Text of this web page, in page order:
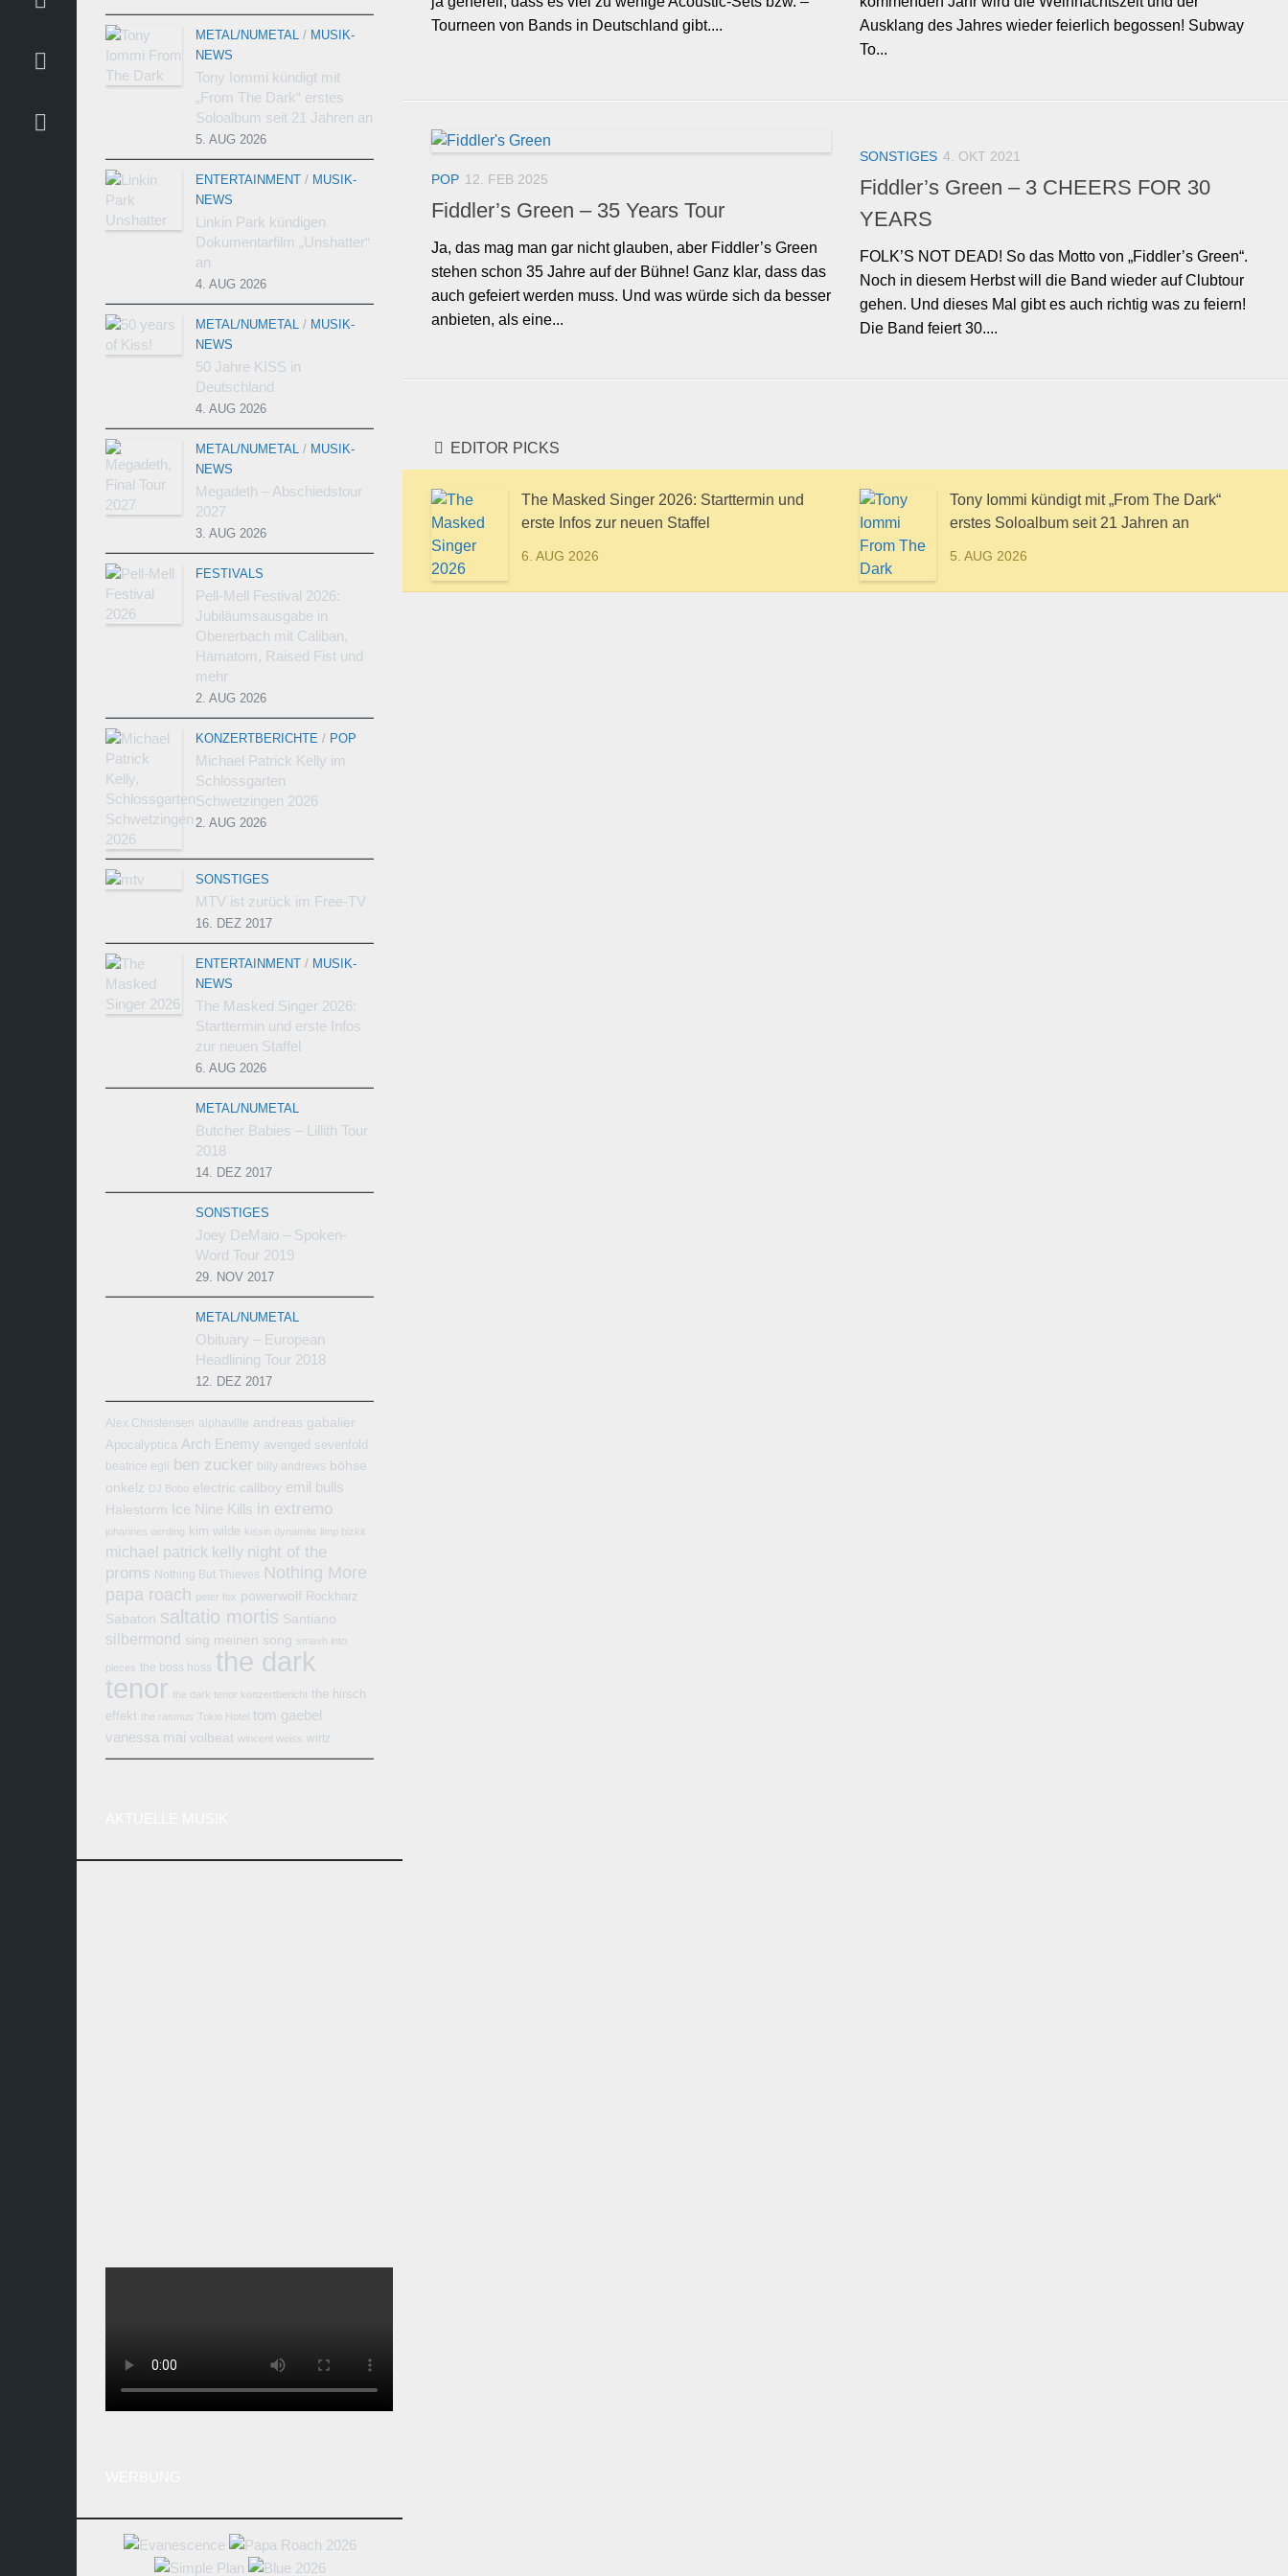
Tourneen von Bands in Deutschland gibt....
Ausklang des Jahres wieder feierlich begossen! Subway
To...
POP 12. FEB 2025
Fiddler’s Green – 35 Years Tour
Ja, das mag man gar nicht glauben, aber Fiddler’s Green
stehen schon 35 Jahre auf der Bühne! Ganz klar, dass das
auch gefeiert werden muss. Und was würde sich da besser
anbieten, als eine...
SONSTIGES 4. OKT 2021
Fiddler’s Green – 3 CHEERS FOR 30
YEARS
FOLK’S NOT DEAD! So das Motto von „Fiddler’s Green“.
Noch in diesem Herbst will die Band wieder auf Clubtour
gehen. Und dieses Mal gibt es auch richtig was zu feiern!
Die Band feiert 30....
EDITOR PICKS
The Masked Singer 2026: Starttermin und
erste Infos zur neuen Staffel
6. AUG 2026
Tony Iommi kündigt mit „From The Dark“
erstes Soloalbum seit 21 Jahren an
5. AUG 2026
METAL/NUMETAL / MUSIK-
NEWS
Tony Iommi kündigt mit
„From The Dark“ erstes
Soloalbum seit 21 Jahren an
5. AUG 2026
ENTERTAINMENT / MUSIK-
NEWS
Linkin Park kündigen
Dokumentarfilm „Unshatter“
an
4. AUG 2026
METAL/NUMETAL / MUSIK-
NEWS
50 Jahre KISS in
Deutschland
4. AUG 2026
METAL/NUMETAL / MUSIK-
NEWS
Megadeth – Abschiedstour
2027
3. AUG 2026
FESTIVALS
Pell-Mell Festival 2026:
Jubiläumsausgabe in
Obererbach mit Caliban,
Hämatom, Raised Fist und
mehr
2. AUG 2026
KONZERTBERICHTE / POP
Michael Patrick Kelly im
Schlossgarten
Schwetzingen 2026
2. AUG 2026
SONSTIGES
MTV ist zurück im Free-TV
16. DEZ 2017
ENTERTAINMENT / MUSIK-
NEWS
The Masked Singer 2026:
Starttermin und erste Infos
zur neuen Staffel
6. AUG 2026
METAL/NUMETAL
Butcher Babies – Lillith Tour
2018
14. DEZ 2017
SONSTIGES
Joey DeMaio – Spoken-
Word Tour 2019
29. NOV 2017
METAL/NUMETAL
Obituary – European
Headlining Tour 2018
12. DEZ 2017
Alex Christensen alphaville andreas gabalier
Apocalyptica Arch Enemy avenged sevenfold
beatrice egli ben zucker billy andrews böhse
onkelz DJ Bobo electric callboy emil bulls
Halestorm Ice Nine Kills in extremo
johannes oerding kim wilde kissin dynamite limp bizkit
michael patrick kelly night of the
proms Nothing But Thieves Nothing More
papa roach peter fox powerwolf Rockharz
Sabaton saltatio mortis Santiano
silbermond sing meinen song smash into
pieces the boss hoss the dark
tenor the dark tenor konzertbericht the hirsch
effekt the rasmus Tokio Hotel tom gaebel
vanessa mai volbeat wincent weiss wirtz